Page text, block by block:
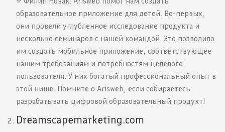
образовательное приложение для детей. Во-первых,
они провели углубленное исследование продукта и
несколько семинаров с нашей командой. Это позволило
им создать мобильное приложение, соответствующее
нашим требованиям и потребностям целевого
пользователя. У них богатый профессиональный опыт в
этой нише. Помните о Arisweb, если собираетесь
разрабатывать цифровой образовательный продукт!
Dreamscapemarketing.com